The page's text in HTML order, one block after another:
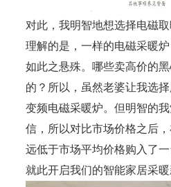
对此，我明智地想选择电磁
理解的是，一样的电磁采暖
如此之悬殊。哪些卖高价的
的？所以，虽然老婆让我选
变频电磁采暖炉。但明智的
信，所以对比市场价格之后
远低于市场平均价格购入了一
就此开启我们的智能家居采暖